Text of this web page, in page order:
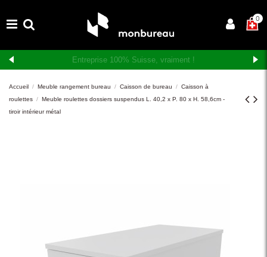
×0
Livraison et montage gratuits en Suisse romande
Accueil Meuble rangement bureau Caisson de bureau
Caisson à
roulettes
Meuble roulettes dossiers suspendus L. 40,2 x P. 80 x H. 58,6cm -
tiroir intérieur métal